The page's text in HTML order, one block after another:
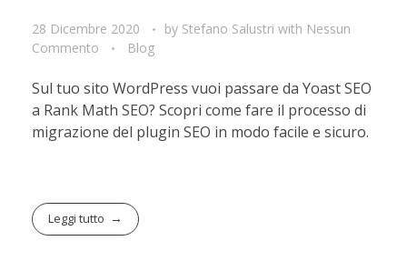
28 Dicembre 2020 by Stefano Salustri with Nessun
Commento
Blog
Sul tuo sito WordPress vuoi passare da Yoast SEO
a Rank Math SEO? Scopri come fare il processo di
migrazione del plugin SEO in modo facile e sicuro.
Leggi tutto